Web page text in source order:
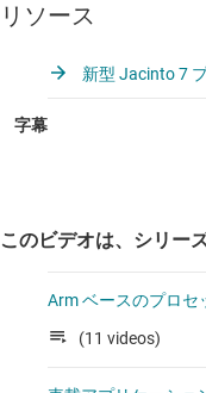
リソース
新型 Jacinto 7
このビデオは、シリー
Arm ベースのプロセ
(11 videos)